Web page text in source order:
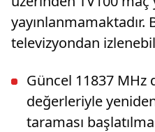
yayınlanmamaktadır.
televizyondan
Güncel 11837 MHz
değerleriyle
taraması